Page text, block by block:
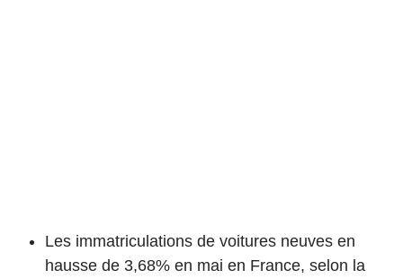
Les immatriculations de voitures neuves en
hausse de 3,68% en mai en France, selon la